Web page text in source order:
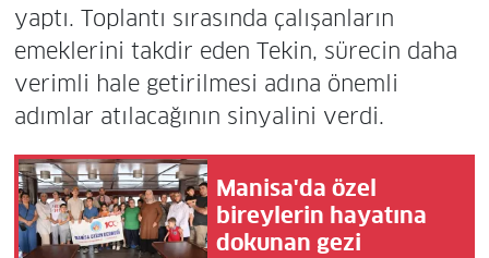
yaptı. Toplantı sırasında çalışanların
emeklerini takdir eden Tekin, sürecin daha
verimli hale getirilmesi adına önemli
adımlar atılacağının sinyalini verdi.
Manisa'da özel
bireylerin hayatına
dokunan gezi